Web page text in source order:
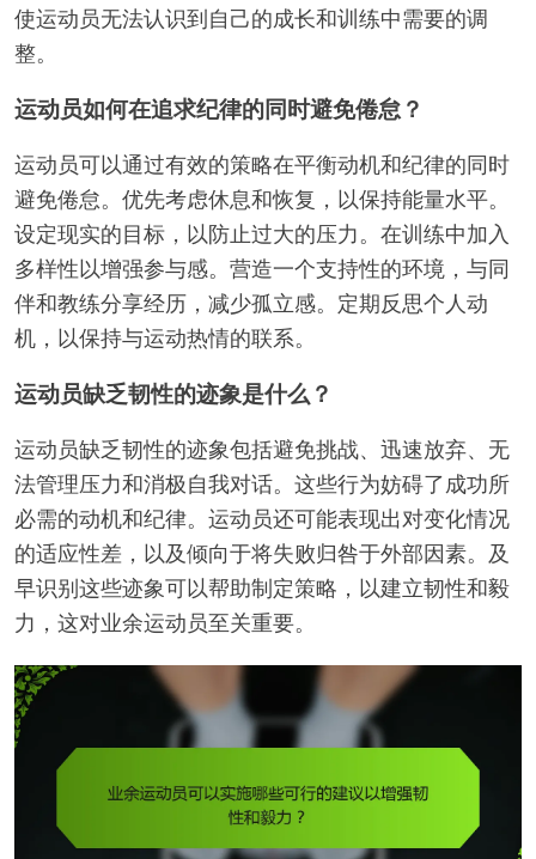
使运动员无法认识到自己的成长和训练中需要的调
整。
运动员如何在追求纪律的同时避免倦怠？
运动员可以通过有效的策略在平衡动机和纪律的同时
避免倦怠。优先考虑休息和恢复，以保持能量水平。
设定现实的目标，以防止过大的压力。在训练中加入
多样性以增强参与感。营造一个支持性的环境，与同
伴和教练分享经历，减少孤立感。定期反思个人动
机，以保持与运动热情的联系。
运动员缺乏韧性的迹象是什么？
运动员缺乏韧性的迹象包括避免挑战、迅速放弃、无
法管理压力和消极自我对话。这些行为妨碍了成功所
必需的动机和纪律。运动员还可能表现出对变化情况
的适应性差，以及倾向于将失败归咎于外部因素。及
早识别这些迹象可以帮助制定策略，以建立韧性和毅
力，这对业余运动员至关重要。